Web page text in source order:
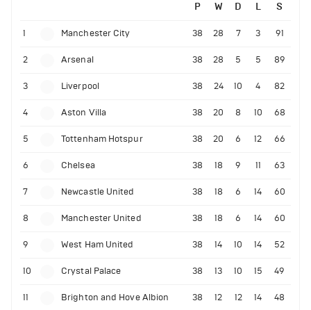
P W D L S
1 Manchester City 38 28 7 3 91
2 Arsenal 38 28 5 5 89
3 Liverpool 38 24 10 4 82
4 Aston Villa 38 20 8 10 68
5 Tottenham Hotspur 38 20 6 12 66
6 Chelsea 38 18 9 11 63
7 Newcastle United 38 18 6 14 60
8 Manchester United 38 18 6 14 60
9 West Ham United 38 14 10 14 52
10 Crystal Palace 38 13 10 15 49
11 Brighton and Hove Albion 38 12 12 14 48